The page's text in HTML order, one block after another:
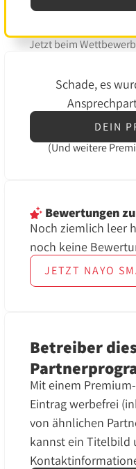
Jetzt beim
Schade, es
DEIN
(Undweitere
Bewertungenzu
Noch ziemlich leer
noch keine
JETZT NAYO
Betreiber
Mit einem
Eintrag werbefrei
von ähnlichen
kannst ein Titelbild